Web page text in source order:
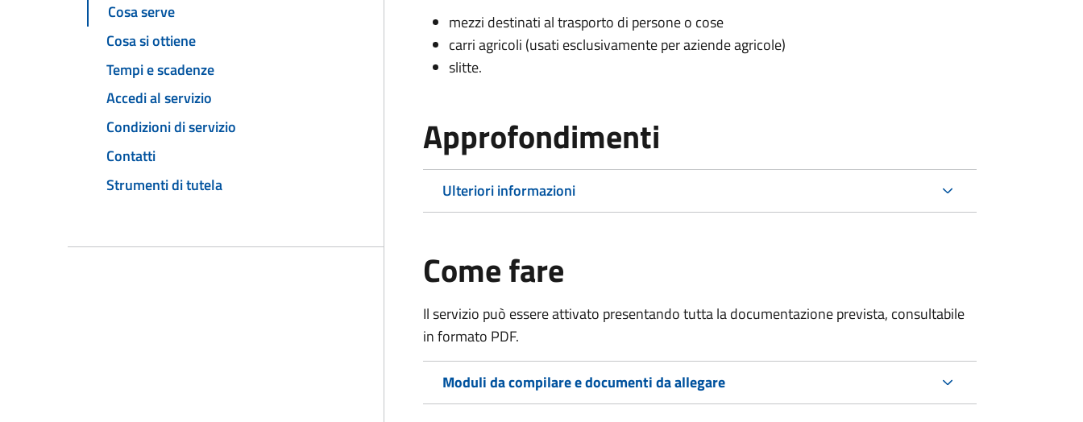
Cosa serve
Cosa si ottiene
Tempi e scadenze
Accedi al servizio
Condizioni di servizio
Contatti
Strumenti di tutela
mezzi destinati al trasporto di persone o cose
carri agricoli (usati esclusivamente per aziende agricole)
slitte.
Approfondimenti
Ulteriori informazioni
Come fare
Il servizio può essere attivato presentando tutta la documentazione prevista, consultabile
in formato PDF.
Moduli da compilare e documenti da allegare